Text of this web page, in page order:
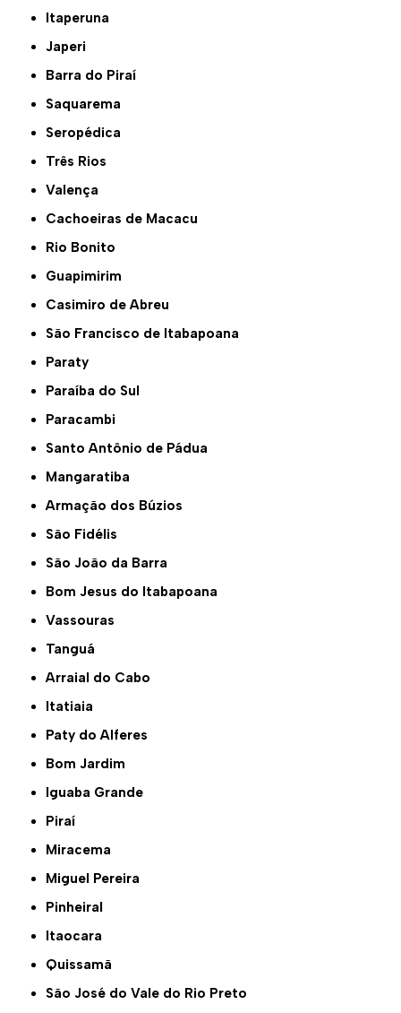
Itaperuna
Japeri
Barra do Piraí
Saquarema
Seropédica
Três Rios
Valença
Cachoeiras de Macacu
Rio Bonito
Guapimirim
Casimiro de Abreu
São Francisco de Itabapoana
Paraty
Paraíba do Sul
Paracambi
Santo Antônio de Pádua
Mangaratiba
Armação dos Búzios
São Fidélis
São João da Barra
Bom Jesus do Itabapoana
Vassouras
Tanguá
Arraial do Cabo
Itatiaia
Paty do Alferes
Bom Jardim
Iguaba Grande
Piraí
Miracema
Miguel Pereira
Pinheiral
Itaocara
Quissamã
São José do Vale do Rio Preto